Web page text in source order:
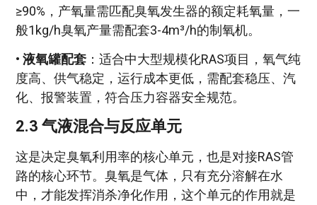
≥90%，产氧量需匹配臭氧发生器的额定耗氧量，一
般1kg/h臭氧产量需配套3-4m³/h的制氧机。
• 液氧罐配套 ：适合中大型规模化RAS项目，氧气纯
度高、供气稳定，运行成本更低，需配套稳压、汽
化、报警装置，符合压力容器安全规范。
2.3 气液混合与反应单元
这是决定臭氧利用率的核心单元，也是对接RAS管
路的核心环节。臭氧是气体，只有充分溶解在水
中，才能发挥消杀净化作用，这个单元的作用就是